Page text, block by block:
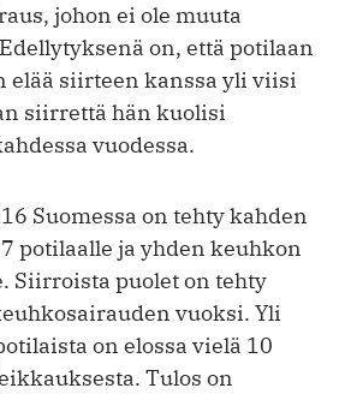
johon ei ole muuta
on, että potilaan
elää siirteen kanssa yli viisi
siirrettä hän kuolisi
vuodessa.
Suomessa on tehty kahden
potilaalle ja yhden keuhkon
Siirroista puolet on tehty
vuoksi. Yli
on elossa vielä 10
Tulos on